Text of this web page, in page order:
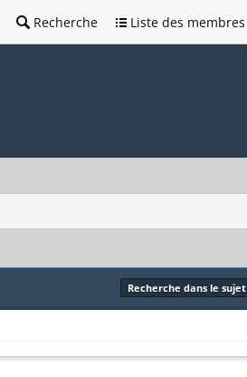
Recherche Liste des membres
Recherche dans le sujet